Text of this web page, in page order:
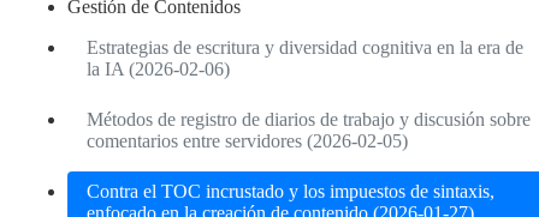
Gestión de Contenidos
Estrategias de escritura y diversidad cognitiva en la era de
la IA (2026-02-06)
Métodos de registro de diarios de trabajo y discusión sobre
comentarios entre servidores (2026-02-05)
Contra el TOC incrustado y los impuestos de sintaxis,
enfocado en la creación de contenido (2026-01-27)